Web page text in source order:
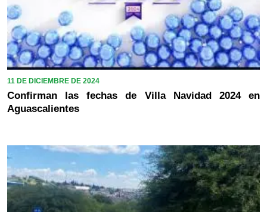
11 DE DICIEMBRE DE 2024
Confirman las fechas de Villa Navidad 2024 en
Aguascalientes